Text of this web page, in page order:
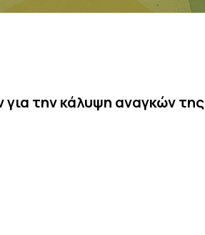
την κάλυψη αναγκών της